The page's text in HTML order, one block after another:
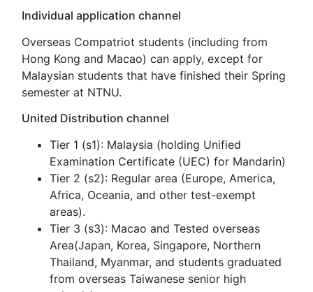
Individual application channel
Overseas Compatriot students (including from
Hong Kong and Macao) can apply, except for
Malaysian students that have finished their Spring
semester at NTNU.
United Distribution channel
Tier 1 (s1): Malaysia (holding Unified
Examination Certificate (UEC) for Mandarin)
Tier 2 (s2): Regular area (Europe, America,
Africa, Oceania, and other test-exempt
areas).
Tier 3 (s3): Macao and Tested overseas
Area(Japan, Korea, Singapore, Northern
Thailand, Myanmar, and students graduated
from overseas Taiwanese senior high